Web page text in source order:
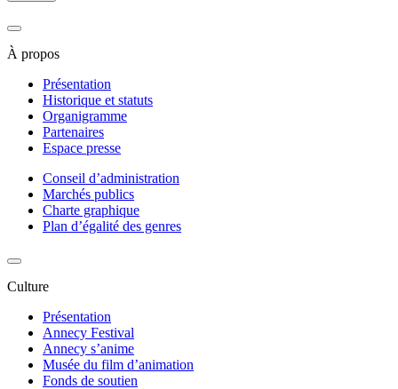
À propos
Présentation
Historique et statuts
Organigramme
Partenaires
Espace presse
Conseil d’administration
Marchés publics
Charte graphique
Plan d’égalité des genres
Culture
Présentation
Annecy Festival
Annecy s’anime
Musée du film d’animation
Fonds de soutien